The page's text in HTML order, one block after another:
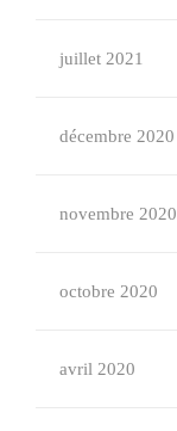
juillet 2021
décembre 2020
novembre 2020
octobre 2020
avril 2020